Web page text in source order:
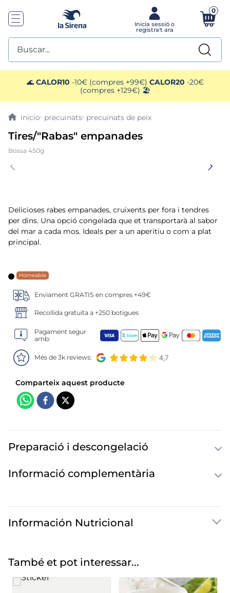
0
Buscar...
🌊 CALOR10 -10€ (compres +99€) CALOR20 -20€
(compres +129€) 🏖️
precuinats precuinats de peix
Tires/"Rabas" empanades
Bossa 450g
Delicioses rabes empanades, cruixents per fora i tendres
per dins. Una opció congelada que et transportarà al sabor
del mar a cada mos. Ideals per a un aperitiu o com a plat
principal.
Horneable
Enviament GRATIS en compres +49€
Recollida gratuïta a +250 botigues
Pagament segur
amb:
Més de 3k reviews:
Preparació i descongelació
Informació complementària
Información Nutricional
També et pot interessar...
TOP SEARCHES
1. mariscos
. mango
3. menus
calamar sirena
6. tarrina helado
8 calamar troceado
. halibut
10. helados polos